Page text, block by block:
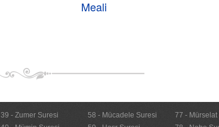
Meali
39 - Zumer Suresi
58 - Mücadele Suresi
77 - Mürselat